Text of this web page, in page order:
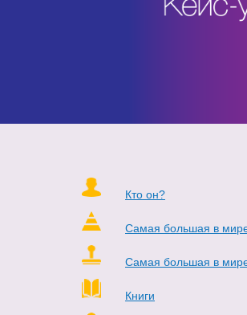
Кто он?
Самая большая в
Самая большая в
Книги